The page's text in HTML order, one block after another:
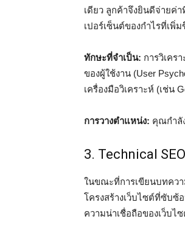
เดียว ลูกค้าจึงยินดีจ่ายค่
เปอร์เซ็นต์ของกำไรที่เพิ่ม
ทักษะที่จำเป็น: การวิเคร
ของผู้ใช้งาน (User
เครื่องมือวิเคราะห์ (เช่น
การวางตำแหน่ง: คุณกำลั
3. Technical
ในขณะที่การเขียนบทควา
โครงสร้างเว็บไซต์ที่ซับซ้
ความน่าเชื่อถือของเว็บไ